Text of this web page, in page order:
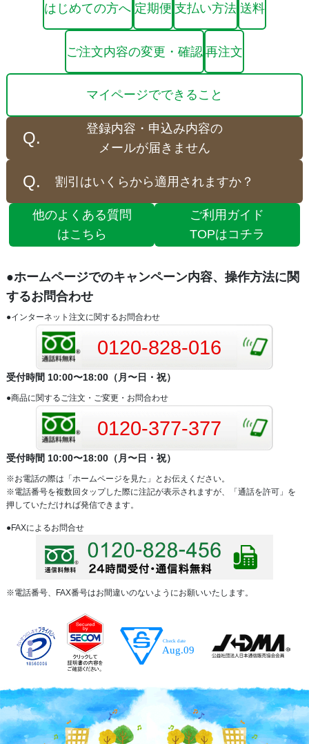
はじめての方へ 定期便 支払い方法 送料
ご注文内容の変更・確認 再注文
マイページでできること
登録内容・申込み内容の
メールが届きません
割引はいくらから適用されますか？
他のよくある質問
はこちら
ご利用ガイド
TOPはコチラ
●ホームページでのキャンペーン内容、操作方法に関
するお問合わせ
●インターネット注文に関するお問合わせ
0120-828-016
受付時間 10:00〜18:00（月〜日・祝）
●商品に関するご注文・ご変更・お問合わせ
0120-377-377
受付時間 10:00〜18:00（月〜日・祝）
※お電話の際は「ホームページを見た」とお伝えください。
※電話番号を複数回タップした際に注記が表示されますが、「通話を許可」を
押していただければ発信できます。
●FAXによるお問合せ
※電話番号、FAX番号はお間違いのないようにお願いいたします。